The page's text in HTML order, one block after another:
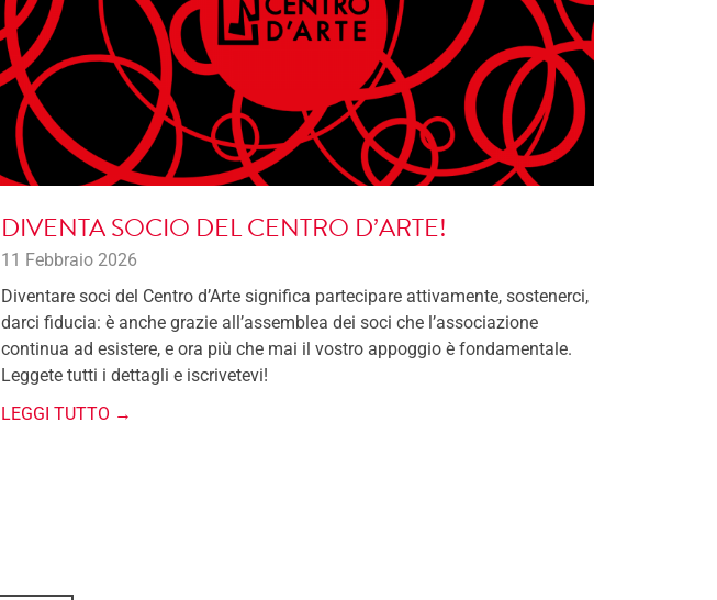
DIVENTA SOCIO DEL CENTRO D’ARTE!
11 Febbraio 2026
Diventare soci del Centro d’Arte significa partecipare attivamente, sostenerci,
darci fiducia: è anche grazie all’assemblea dei soci che l’associazione
continua ad esistere, e ora più che mai il vostro appoggio è fondamentale.
Leggete tutti i dettagli e iscrivetevi!
LEGGI TUTTO →